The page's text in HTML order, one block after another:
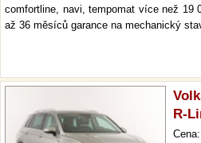
comfortline, navi, tempomat více než 19
až 36 měsíců garance na mechanický
R-